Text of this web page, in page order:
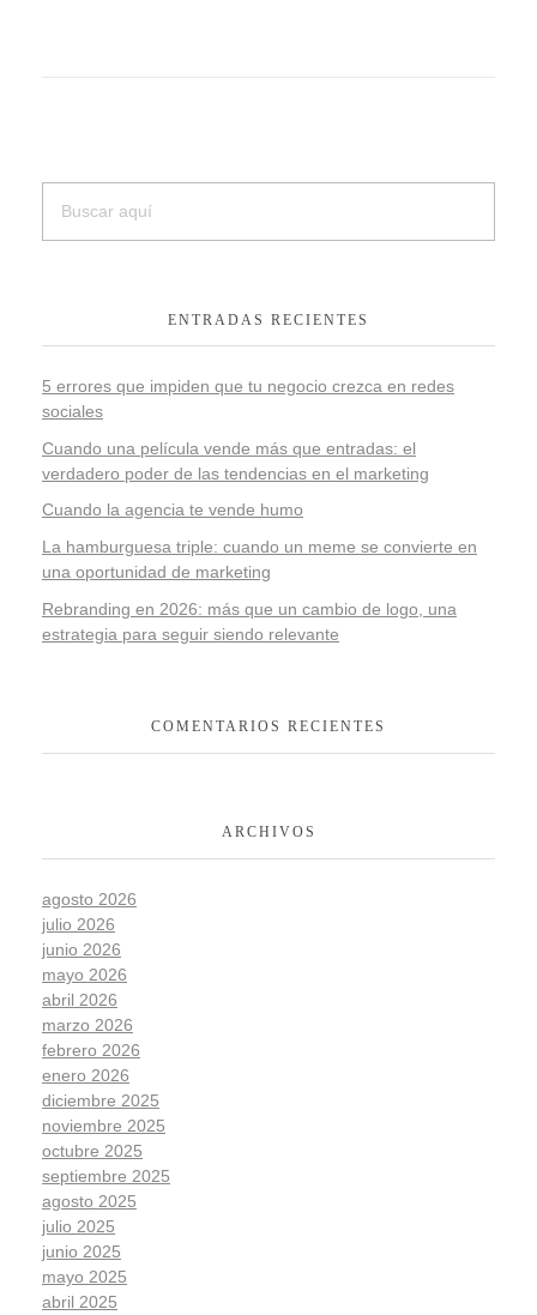
ENTRADAS RECIENTES
5 errores que impiden que tu negocio crezca en redes
sociales
Cuando una película vende más que entradas: el
verdadero poder de las tendencias en el marketing
Cuando la agencia te vende humo
La hamburguesa triple: cuando un meme se convierte en
una oportunidad de marketing
Rebranding en 2026: más que un cambio de logo, una
estrategia para seguir siendo relevante
COMENTARIOS RECIENTES
ARCHIVOS
agosto 2026
julio 2026
junio 2026
mayo 2026
abril 2026
marzo 2026
febrero 2026
enero 2026
diciembre 2025
noviembre 2025
octubre 2025
septiembre 2025
agosto 2025
julio 2025
junio 2025
mayo 2025
abril 2025